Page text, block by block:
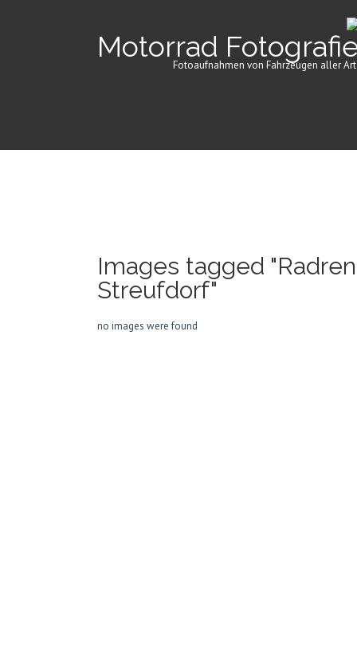
Motorrad
Fotoaufnahmen von Fahrzeugen aller
Images tagged
Streufdorf"
no images were found